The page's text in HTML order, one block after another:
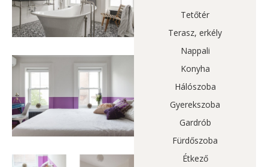
Tetőtér
Terasz, erkély
Nappali
Konyha
Hálószoba
Gyerekszoba
Gardrób
Fürdőszoba
Étkező